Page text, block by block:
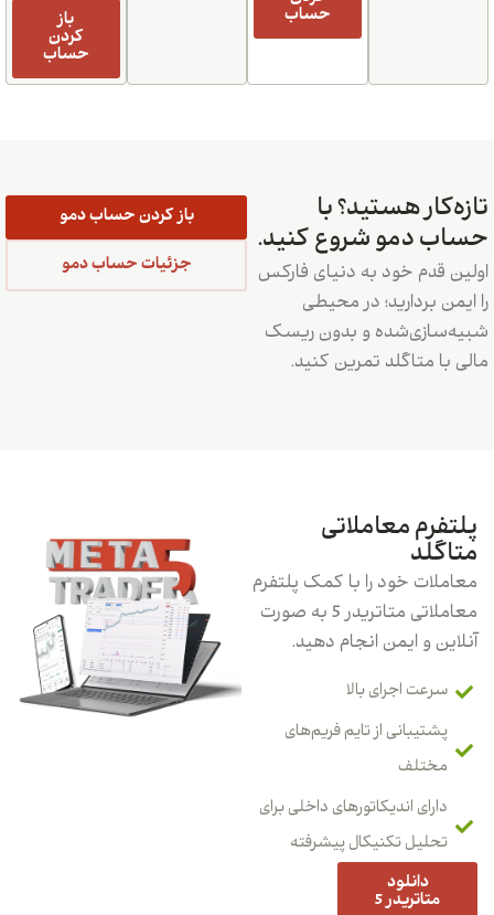
حساب باز
کردن
حساب
تازه‌کار هستید؟ با
حساب دمو شروع کنید.
اولین قدم خود به دنیای فارکس
را ایمن بردارید؛ در محیطی
شبیه‌سازی‌شده و بدون ریسک
مالی با متاگلد تمرین کنید.
باز کردن حساب دمو
جزئیات حساب دمو
پلتفرم معاملاتی
متاگلد
معاملات خود را با کمک پلتفرم
معاملاتی متاتریدر 5 به صورت
آنلاین و ایمن انجام دهید.
سرعت اجرای بالا
پشتیبانی از تایم فریم‌های
مختلف
دارای اندیکاتورهای داخلی برای
تحلیل تکنیکال پیشرفته
دانلود
متاتریدر 5